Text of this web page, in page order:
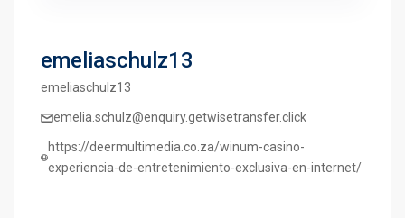
emeliaschulz13
emeliaschulz13
emelia.schulz@enquiry.getwisetransfer.click
https://deermultimedia.co.za/winum-casino-
experiencia-de-entretenimiento-exclusiva-en-internet/